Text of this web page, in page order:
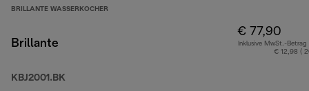
BRILLANTE WASSERKOCHER
Brillante
KBJ2001.BK
€ 77,90
Inklusive MwSt.-Betrag
€ 12,98 (